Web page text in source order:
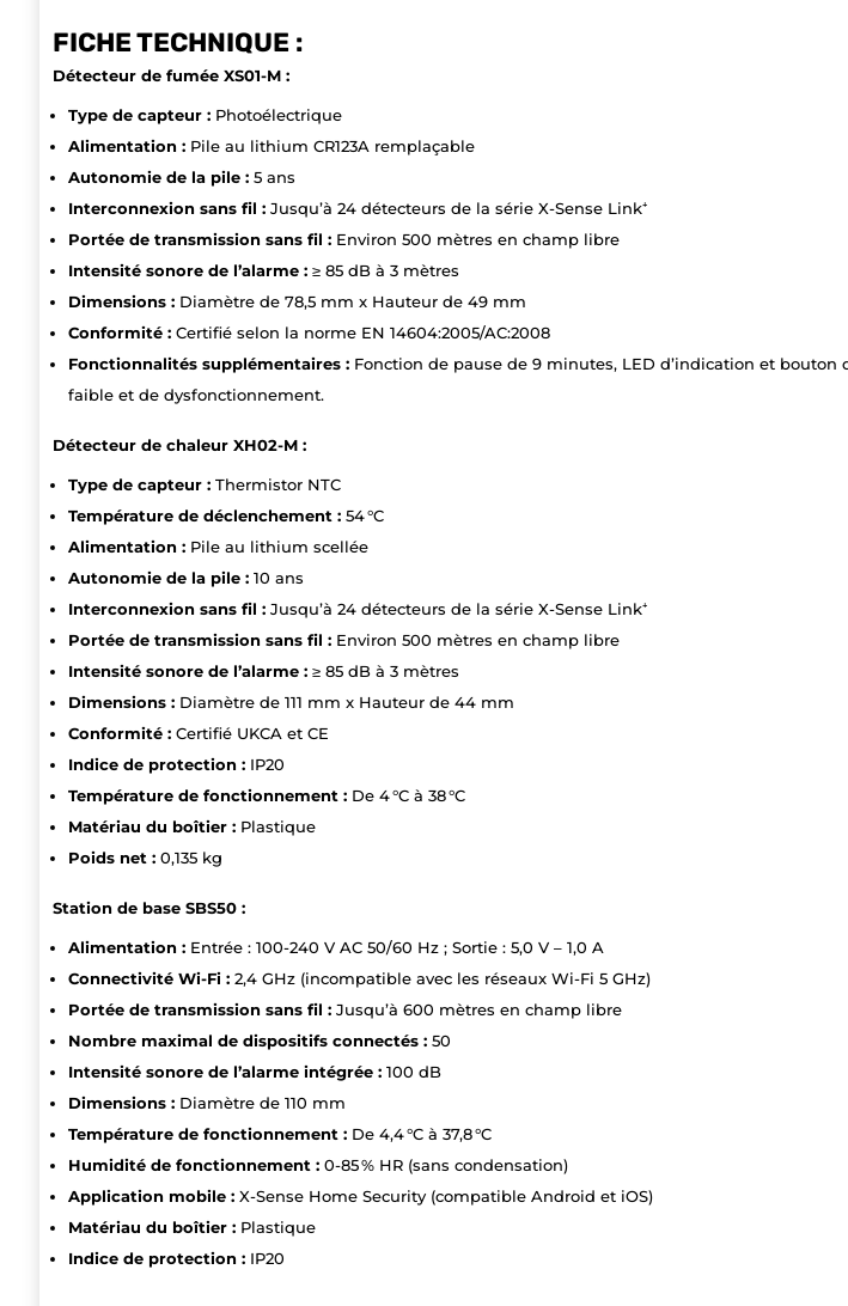
FICHE TECHNIQUE :
Détecteur de fumée XS01-M :
Type de capteur : Photoélectrique
Alimentation : Pile au lithium CR123A remplaçable
Autonomie de la pile : 5 ans
Interconnexion sans fil : Jusqu’à 24 détecteurs de la série X-Sense Link⁺
Portée de transmission sans fil : Environ 500 mètres en champ libre
Intensité sonore de l’alarme : ≥ 85 dB à 3 mètres
Dimensions : Diamètre de 78,5 mm x Hauteur de 49 mm
Conformité : Certifié selon la norme EN 14604:2005/AC:2008
Fonctionnalités supplémentaires : Fonction de pause de 9 minutes, LED d’indication et
faible et de dysfonctionnement.
Détecteur de chaleur XH02-M :
Type de capteur : Thermistor NTC
Température de déclenchement : 54 °C
Alimentation : Pile au lithium scellée
Autonomie de la pile : 10 ans
Interconnexion sans fil : Jusqu’à 24 détecteurs de la série X-Sense Link⁺
Portée de transmission sans fil : Environ 500 mètres en champ libre
Intensité sonore de l’alarme : ≥ 85 dB à 3 mètres
Dimensions : Diamètre de 111 mm x Hauteur de 44 mm
Conformité : Certifié UKCA et CE
Indice de protection : IP20
Température de fonctionnement : De 4 °C à 38 °C
Matériau du boîtier : Plastique
Poids net : 0,135 kg
Station de base SBS50 :
Alimentation : Entrée : 100-240 V AC 50/60 Hz ; Sortie : 5,0 V – 1,0 A
Connectivité Wi-Fi : 2,4 GHz (incompatible avec les réseaux Wi-Fi 5 GHz)
Portée de transmission sans fil : Jusqu’à 600 mètres en champ libre
Nombre maximal de dispositifs connectés : 50
Intensité sonore de l’alarme intégrée : 100 dB
Dimensions : Diamètre de 110 mm
Température de fonctionnement : De 4,4 °C à 37,8 °C
Humidité de fonctionnement : 0-85 % HR (sans condensation)
Application mobile : X-Sense Home Security (compatible Android et iOS)
Matériau du boîtier : Plastique
Indice de protection : IP20